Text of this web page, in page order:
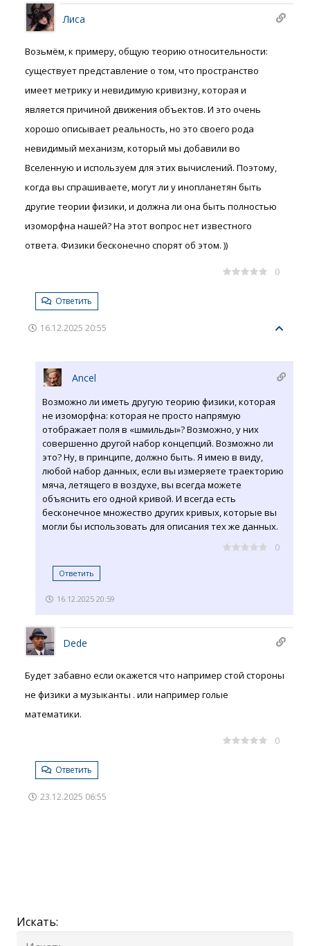
Лиса
Возьмём, к примеру, общую теорию относительности:
существует представление о том, что пространство
имеет метрику и невидимую кривизну, которая и
является причиной движения объектов. И это очень
хорошо описывает реальность, но это своего рода
невидимый механизм, который мы добавили во
Вселенную и используем для этих вычислений. Поэтому,
когда вы спрашиваете, могут ли у инопланетян быть
другие теории физики, и должна ли она быть полностью
изоморфна нашей? На этот вопрос нет известного
ответа. Физики бесконечно спорят об этом. ))
0
Ответить
16.12.2025 20:55
Ancel
Возможно ли иметь другую теорию физики, которая
не изоморфна: которая не просто напрямую
отображает поля в «шмильды»? Возможно, у них
совершенно другой набор концепций. Возможно ли
это? Ну, в принципе, должно быть. Я имею в виду,
любой набор данных, если вы измеряете траекторию
мяча, летящего в воздухе, вы всегда можете
объяснить его одной кривой. И всегда есть
бесконечное множество других кривых, которые вы
могли бы использовать для описания тех же данных.
0
Ответить
16.12.2025 20:59
Dede
Будет забавно если окажется что например стой стороны
не физики а музыканты . или например голые
математики.
0
Ответить
23.12.2025 06:55
Искать: